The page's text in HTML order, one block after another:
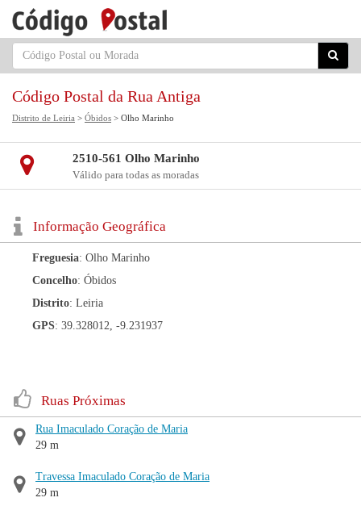
Código Postal da Rua Antiga
Distrito de Leiria > Óbidos > Olho Marinho
2510-561 Olho Marinho
Válido para todas as moradas
Informação Geográfica
Freguesia: Olho Marinho
Concelho: Óbidos
Distrito: Leiria
GPS: 39.328012, -9.231937
Ruas Próximas
Rua Imaculado Coração de Maria
29 m
Travessa Imaculado Coração de Maria
29 m